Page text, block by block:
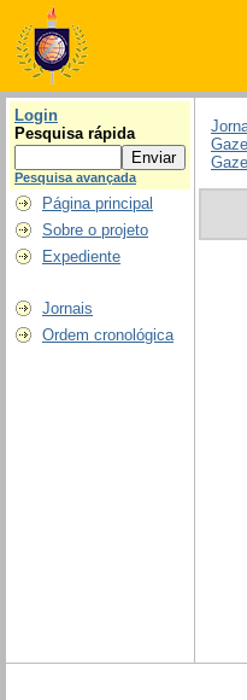
Login
Pesquisa rápida
Pesquisa avançada
Página principal
Sobre o projeto
Expediente
Jornais
Ordem cronológica